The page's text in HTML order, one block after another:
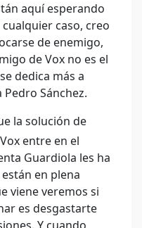
aquí esperando
caso, creo
de enemigo,
de Vox no es el
dedica más a
Sánchez.
la solución de
entre en el
Guardiola les ha
en plena
viene veremos si
es desgastarte